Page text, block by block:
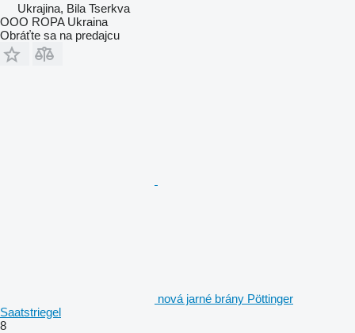
Ukrajina, Bila Tserkva
OOO ROPA Ukraina
Obráťte sa na predajcu
nová jarné brány Pöttinger
Saatstriegel
8